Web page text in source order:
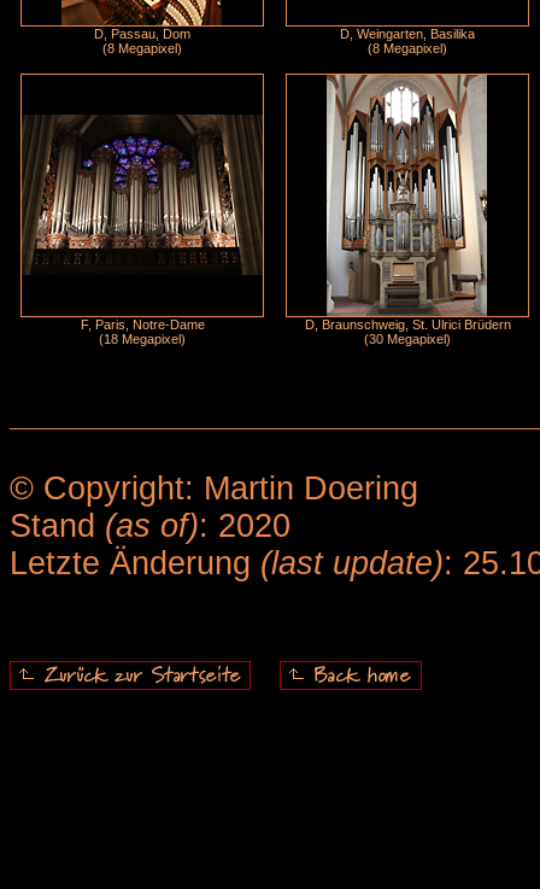
D, Passau, Dom
(8 Megapixel)
D, Weingarten, Basilika
(8 Megapixel)
F, Paris, Notre-Dame
(18 Megapixel)
D, Braunschweig, St. Ulrici Brüdern
(30 Megapixel)
© Copyright: Martin Doering
Stand (as of): 2020
Letzte Änderung (last update):